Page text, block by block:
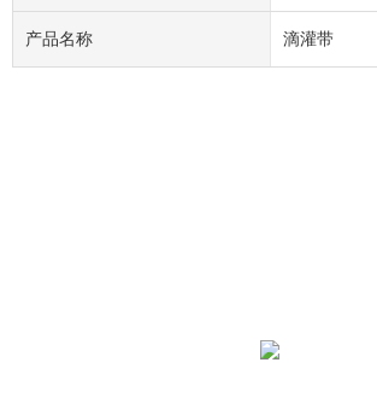
产品名称 滴灌带